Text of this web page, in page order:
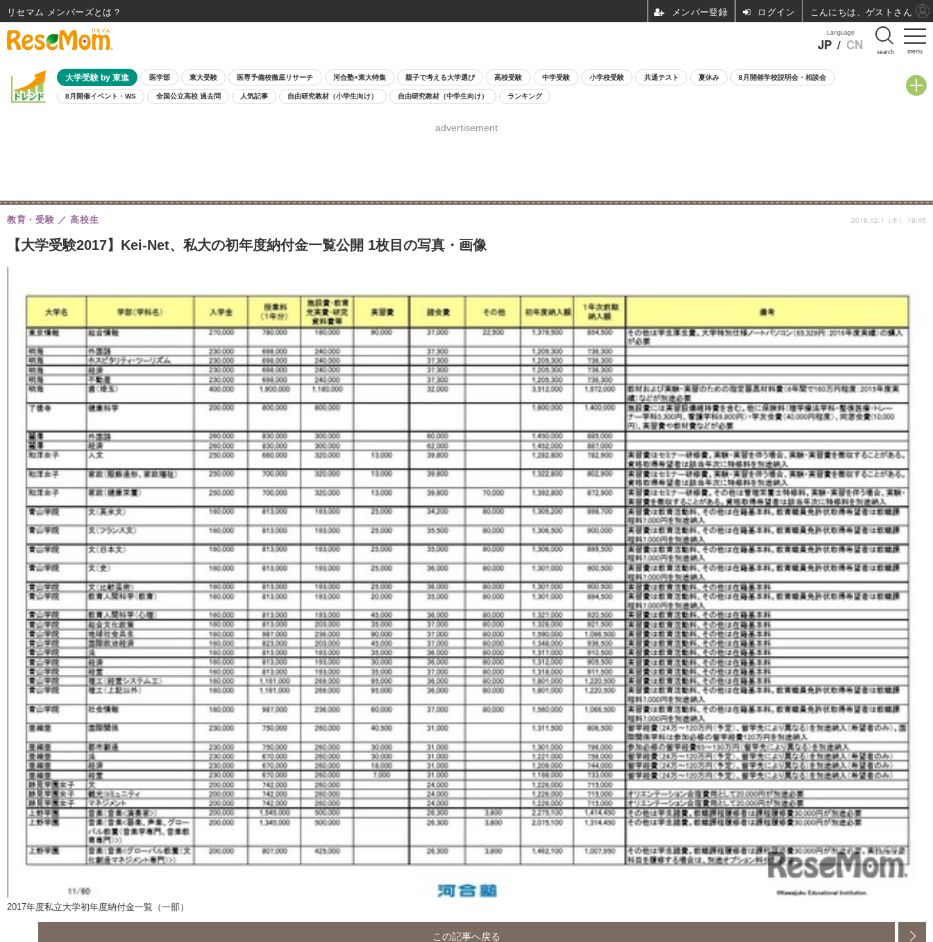
menu
Language
JP / CN search
大学受験 by 東進 医学部 東大受験 医専予備校徹底リサーチ 河合塾×東大特集 親子で考える大学選び 高校受験 中学受験 小学校受験 共通テスト 夏休み 8月開催学校説明会・相談会
8月開催イベント・WS 全国公立高校 過去問 人気記事 自由研究教材（小学生向け） 自由研究教材（中学生向け） ランキング
advertisement
【大学受験2017】Kei-Net、私大の初年度納付金一覧公開 1枚目の写真・画像
教育・受験 高校生 2016.12.1（木） 19:45
2017年度私立大学初年度納付金一覧（一部）
この記事へ戻る
リセマム メンバーズ ログイン こんにちは、ゲストさん